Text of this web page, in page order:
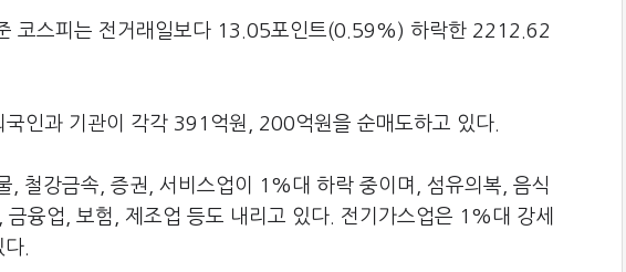
코스피는 전거래일보다 13.05포인트(0.59%) 하락한 2212.62
인과 기관이 각각 391억원, 200억원을 순매도하고 있다.
, 철강금속, 증권, 서비스업이 1%대 하락 중이며, 섬유의복, 음식
융업, 보험, 제조업 등도 내리고 있다. 전기가스업은 1%대 강세
.